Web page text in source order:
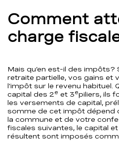
Comment
charge
Mais qu’en est-il des impôts?
retraite partielle, vos gains et
l’impôt sur le revenu habituel.
capital des 2 e et 3epiliers, ils
les versements de capital,
somme de cet impôt dépend
la commune et de votre
fiscales suivantes, le capital
résultent sont imposés